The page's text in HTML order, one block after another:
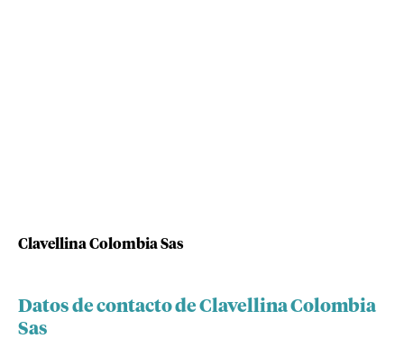
Clavellina Colombia Sas
Datos de contacto de Clavellina Colombia
Sas